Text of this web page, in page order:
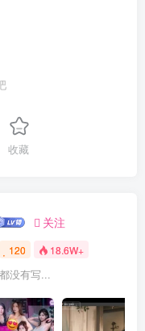
收藏
关注
120 18.6W+
没有写...